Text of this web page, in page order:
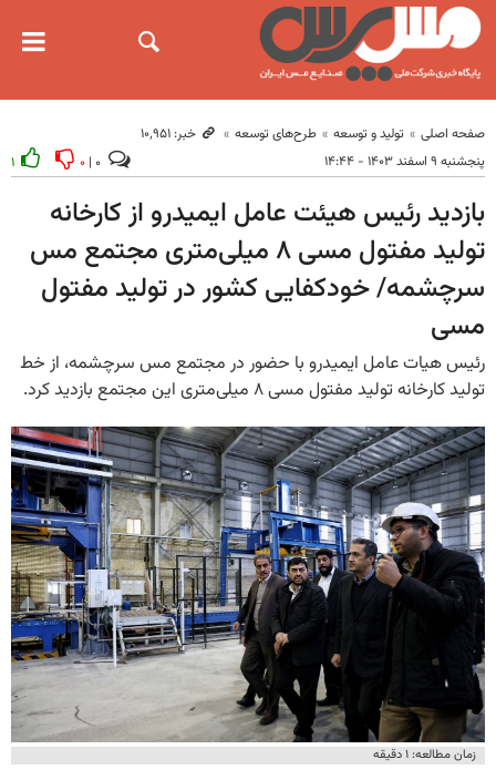
صفحه اصلی تولید و توسعه طرح‌های توسعه
خبر: ۱۰٬۹۵۱
پنجشنبه ۹ اسفند ۱۴۰۳ - ۱۴:۴۴
۰ ۱
بازدید رئیس هیئت عامل ایمیدرو از کارخانه
تولید مفتول مسی ۸ میلی‌متری مجتمع مس
سرچشمه/ خودکفایی کشور در تولید مفتول
مسی
زمان مطالعه: ۱ دقیقه
رئیس هیات عامل ایمیدرو با حضور در مجتمع مس سرچشمه، از خط
تولید کارخانه تولید مفتول مسی ۸ میلی‌متری این مجتمع بازدید کرد.